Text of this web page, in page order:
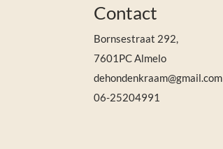
Contact
Bornsestraat 292,
7601PC Almelo
dehondenkraam@gmail.com
06-25204991